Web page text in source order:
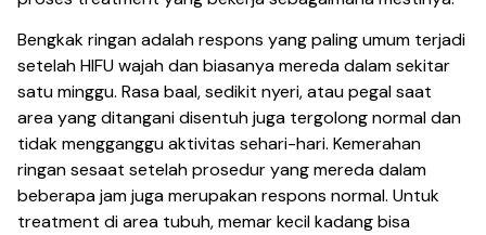
Bengkak ringan adalah respons yang paling umum terjadi
setelah HIFU wajah dan biasanya mereda dalam sekitar
satu minggu. Rasa baal, sedikit nyeri, atau pegal saat
area yang ditangani disentuh juga tergolong normal dan
tidak mengganggu aktivitas sehari-hari. Kemerahan
ringan sesaat setelah prosedur yang mereda dalam
beberapa jam juga merupakan respons normal. Untuk
treatment di area tubuh, memar kecil kadang bisa